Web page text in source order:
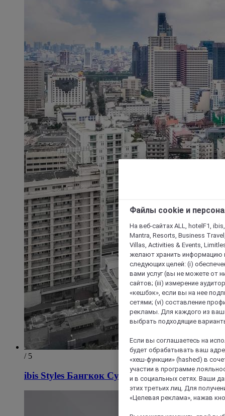
/ 5
ibis Styles Бангкок Сухумвит 4
Файлы cookie и
На веб-сайтах ALL, hotelF1,
Mantra, Resorts, Business
Villas, Activities & Events,
желают хранить информацию
следующих целей: (i)
вами услуг (вы не можете от
сайтов; (iii) измерение
«кешбэк», если вы на нее
сетями; (vi) составление
рекламы. Для каждого из
выбрать подходящие
Если вы соглашаетесь на
будет обрабатывать ваш
«хеш-функции» (hashed) в
участии в программе
и в социальных сетях. Ваши
этих третьих лиц. Для
«Целевая реклама», нажав